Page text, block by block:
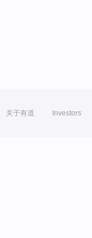
关于有道 Investors